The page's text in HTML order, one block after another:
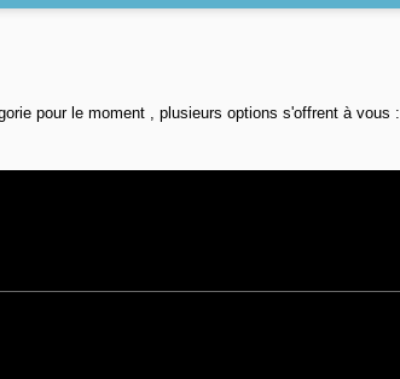
pour le moment , plusieurs options s'offrent à vous :